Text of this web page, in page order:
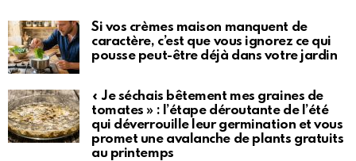
Si vos crèmes maison manquent de
caractère, c’est que vous ignorez ce qui
pousse peut-être déjà dans votre jardin
« Je séchais bêtement mes graines de
tomates » : l’étape déroutante de l’été
qui déverrouille leur germination et vous
promet une avalanche de plants gratuits
au printemps